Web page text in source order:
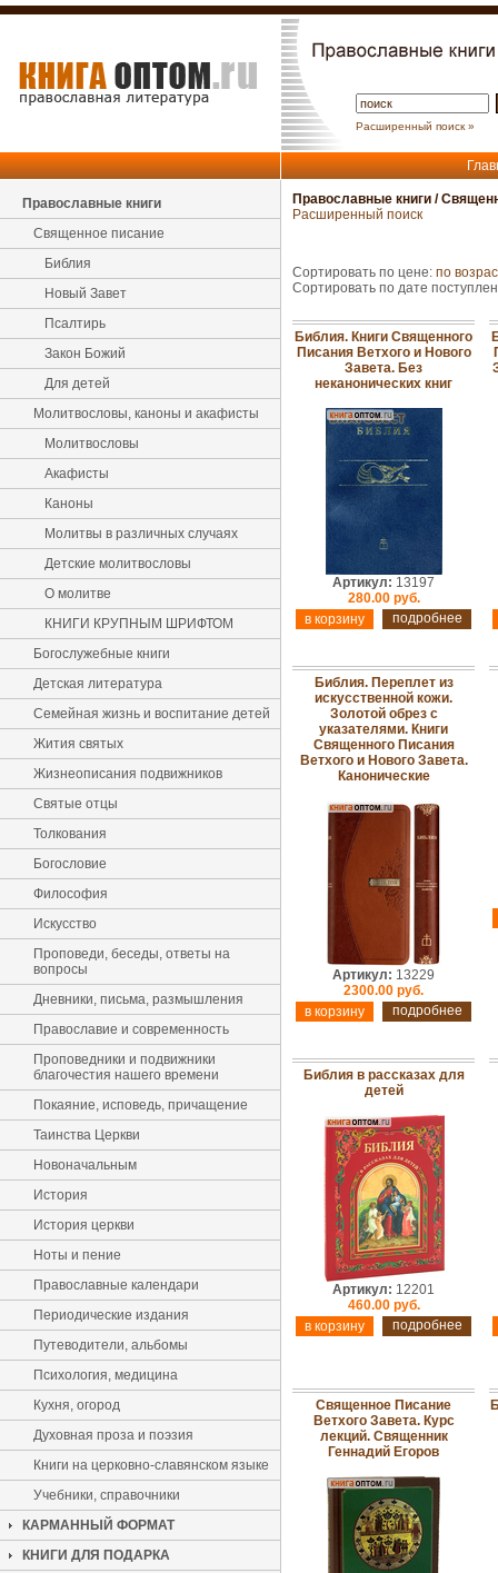
Расширенный поиск »
Православные книги
Священное писание
Библия
Новый Завет
Псалтирь
Закон Божий
Для детей
Молитвословы, каноны и акафисты
Молитвословы
Акафисты
Каноны
Молитвы в различных случаях
Детские молитвословы
О молитве
КНИГИ КРУПНЫМ ШРИФТОМ
Богослужебные книги
Детская литература
Семейная жизнь и воспитание детей
Жития святых
Жизнеописания подвижников
Святые отцы
Толкования
Богословие
Философия
Искусство
Проповеди, беседы, ответы на
вопросы
Дневники, письма, размышления
Православие и современность
Проповедники и подвижники
благочестия нашего времени
Покаяние, исповедь, причащение
Таинства Церкви
Новоначальным
История
История церкви
Ноты и пение
Православные календари
Периодические издания
Путеводители, альбомы
Психология, медицина
Кухня, огород
Духовная проза и поэзия
Книги на церковно-славянском языке
Учебники, справочники
КАРМАННЫЙ ФОРМАТ
КНИГИ ДЛЯ ПОДАРКА
Православные книги /
Расширенный поиск
Сортировать по цене: по
Сортировать по дате
Библия. Книги Священного
Писания Ветхого и Нового
Завета. Без
неканонических книг
Артикул: 13197
280.00 руб.
подробнее
Библия. Переплет из
искусственной кожи.
Золотой обрез с
указателями. Книги
Священного Писания
Ветхого и Нового Завета.
Канонические
Артикул: 13229
2300.00 руб.
подробнее
Библия в рассказах для
детей
Артикул: 12201
460.00 руб.
подробнее
Священное Писание
Ветхого Завета. Курс
лекций. Священник
Геннадий Егоров